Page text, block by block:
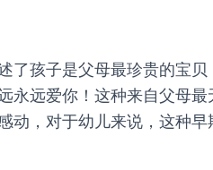
了孩子是父母最珍贵的宝
永远爱你！这种来自父母
，对于幼儿来说，这种早